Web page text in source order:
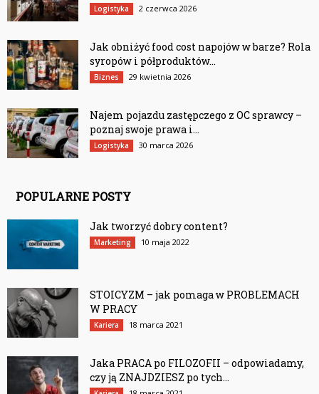
Logistyka 2 czerwca 2026
Jak obniżyć food cost napojów w barze? Rola
syropów i półproduktów...
Biznes 29 kwietnia 2026
Najem pojazdu zastępczego z OC sprawcy –
poznaj swoje prawa i...
Logistyka 30 marca 2026
POPULARNE POSTY
Jak tworzyć dobry content?
Marketing 10 maja 2022
STOICYZM – jak pomaga w PROBLEMACH
W PRACY
Kariera 18 marca 2021
Jaka PRACA po FILOZOFII – odpowiadamy,
czy ją ZNAJDZIESZ po tych...